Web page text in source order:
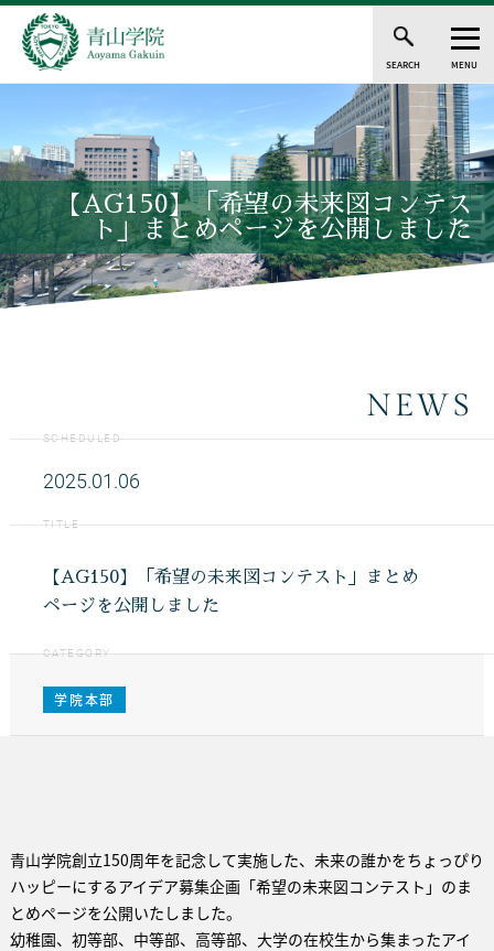
SEARCH MENU
【AG150】「希望の未来図コンテス
ト」まとめページを公開しました
NEWS
SCHEDULED
2025.01.06
TITLE
【AG150】「希望の未来図コンテスト」まとめ
ページを公開しました
CATEGORY
学院本部
青山学院創立150周年を記念して実施した、未来の誰かをちょっぴり
ハッピーにするアイデア募集企画「希望の未来図コンテスト」のま
とめページを公開いたしました。
幼稚園、初等部、中等部、高等部、大学の在校生から集まったアイ